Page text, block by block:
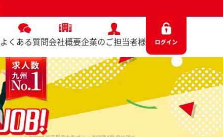
よくある質問会社概要企業のご担当者様